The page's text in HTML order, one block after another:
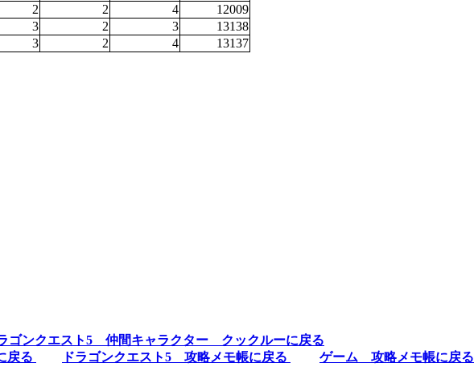
2 2 4
12009
3 2 3
13138
3 2 4 13137
ゴンクエスト5 仲間キャラクター クックルーに戻る
戻る
ドラゴンクエスト5 攻略メモ帳に戻る ゲーム 攻略メモ帳に戻る